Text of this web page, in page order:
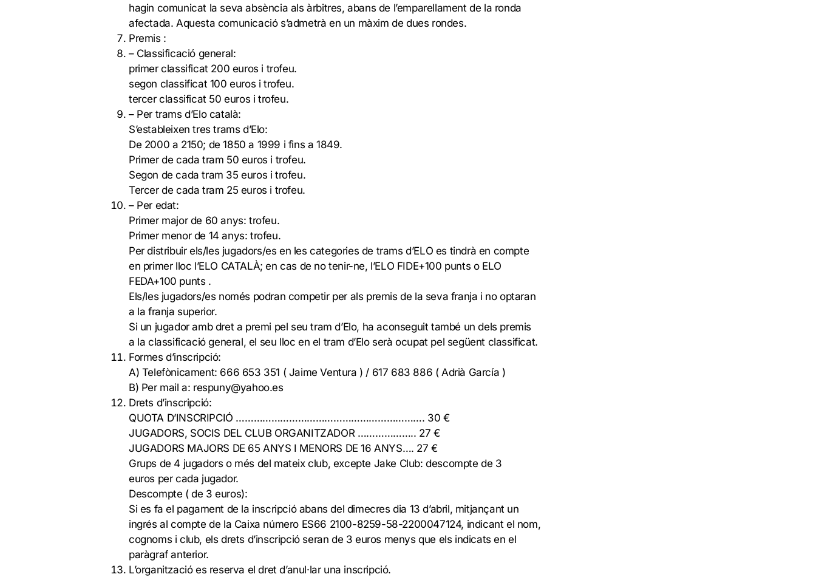
hagin comunicat la seva absència als àrbitres, abans de l’emparellament de la ronda
afectada. Aquesta comunicació s’admetrà en un màxim de dues rondes.
Premis :
– Classificació general:
primer classificat 200 euros i trofeu.
segon classificat 100 euros i trofeu.
tercer classificat 50 euros i trofeu.
– Per trams d’Elo català:
S’estableixen tres trams d’Elo:
De 2000 a 2150; de 1850 a 1999 i fins a 1849.
Primer de cada tram 50 euros i trofeu.
Segon de cada tram 35 euros i trofeu.
Tercer de cada tram 25 euros i trofeu.
– Per edat:
Primer major de 60 anys: trofeu.
Primer menor de 14 anys: trofeu.
Per distribuir els/les jugadors/es en les categories de trams d’ELO es tindrà en compte
en primer lloc l’ELO CATALÀ; en cas de no tenir-ne, l’ELO FIDE+100 punts o ELO
FEDA+100 punts .
Els/les jugadors/es només podran competir per als premis de la seva franja i no optaran
a la franja superior.
Si un jugador amb dret a premi pel seu tram d’Elo, ha aconseguit també un dels premis
a la classificació general, el seu lloc en el tram d’Elo serà ocupat pel següent classificat.
Formes d’inscripció:
A) Telefònicament: 666 653 351 ( Jaime Ventura ) / 617 683 886 ( Adrià García )
B) Per mail a: respuny@yahoo.es
Drets d’inscripció:
QUOTA D’INSCRIPCIÓ ………………………………………………………. 30 €
JUGADORS, SOCIS DEL CLUB ORGANITZADOR ……………….. 27 €
JUGADORS MAJORS DE 65 ANYS I MENORS DE 16 ANYS…. 27 €
Grups de 4 jugadors o més del mateix club, excepte Jake Club: descompte de 3
euros per cada jugador.
Descompte ( de 3 euros):
Si es fa el pagament de la inscripció abans del dimecres dia 13 d’abril, mitjançant un
ingrés al compte de la Caixa número ES66 2100-8259-58-2200047124, indicant el nom,
cognoms i club, els drets d’inscripció seran de 3 euros menys que els indicats en el
paràgraf anterior.
L’organització es reserva el dret d’anul·lar una inscripció.